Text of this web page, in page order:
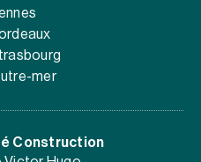
mer
Construction